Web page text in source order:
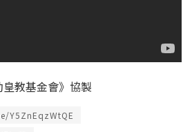
教基金會》協製
Y5ZnEqzWtQE